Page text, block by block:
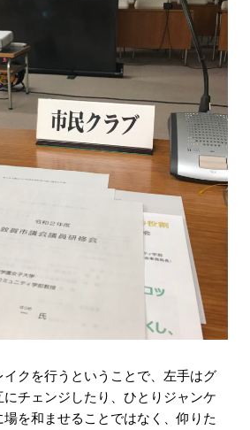
クを行うということで、左手はグ
チェンジしたり、ひとりジャンケ
を和ませることではなく、仰りた